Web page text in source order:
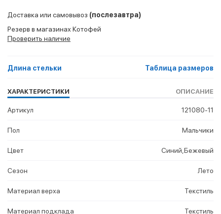
Доставка или самовывоз (послезавтра)
Резерв в магазинах Котофей
Проверить наличие
Длина стельки Таблица размеров
ХАРАКТЕРИСТИКИ ОПИСАНИЕ
Артикул 121080-11
Пол Мальчики
Цвет Синий,Бежевый
Сезон Лето
Материал верха Текстиль
Материал подклада Текстиль